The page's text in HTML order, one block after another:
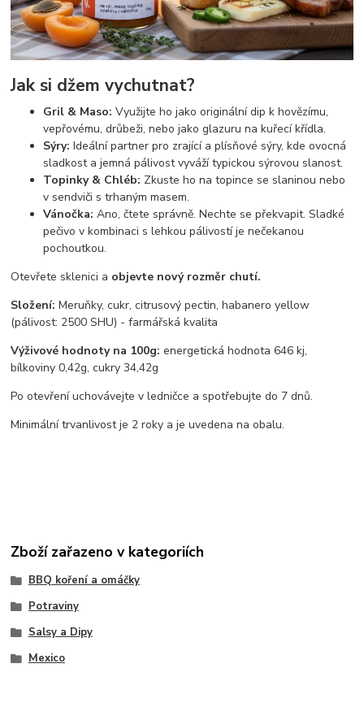
Jak si džem vychutnat?
Gril & Maso: Využijte ho jako originální dip k hovězímu,
vepřovému, drůbeži, nebo jako glazuru na kuřecí křídla.
Sýry: Ideální partner pro zrající a plísňové sýry, kde ovocná
sladkost a jemná pálivost vyváží typickou sýrovou slanost.
Topinky & Chléb: Zkuste ho na topince se slaninou nebo
v sendviči s trhaným masem.
Vánočka: Ano, čtete správně. Nechte se překvapit. Sladké
pečivo v kombinaci s lehkou pálivostí je nečekanou
pochoutkou.
Otevřete sklenici a objevte nový rozměr chutí.
Složení: Meruňky, cukr, citrusový pectin, habanero yellow
(pálivost: 2500 SHU) - farmářská kvalita
Výživové hodnoty na 100g: energetická hodnota 646 kj,
bílkoviny 0,42g, cukry 34,42g
Po otevření uchovávejte v ledničce a spotřebujte do 7 dnů.
Minimální trvanlivost je 2 roky a je uvedena na obalu.
Zboží zařazeno v kategoriích
BBQ koření a omáčky
Potraviny
Salsy a Dipy
Mexico